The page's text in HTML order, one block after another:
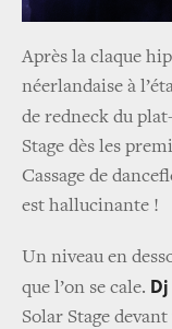
Après la claque
néerlandaise à
de redneck du
Stage dès les
Cassage de
est hallucinante !
Un niveau en
que l’on se cale.
Solar Stage